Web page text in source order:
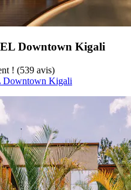
Downtown Kigali
! (539 avis)
Downtown Kigali